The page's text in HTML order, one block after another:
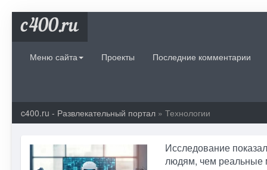
c400.ru
Меню сайта Проекты Последние комментарии
c400.ru - Развлекательный портал» Технологии
Исследование
людям, чем реальные